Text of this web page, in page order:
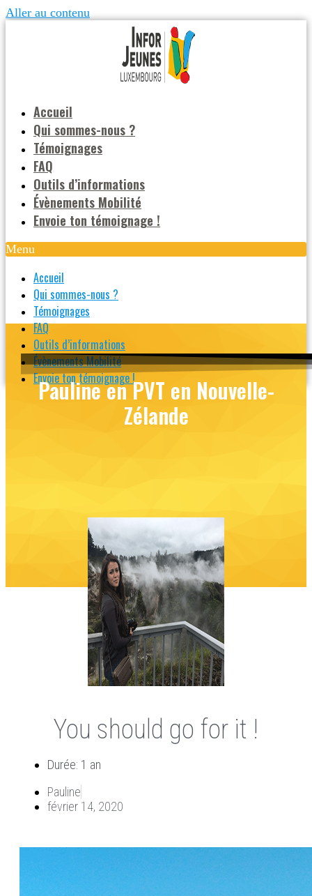
Aller au contenu
Accueil
Qui sommes-nous ?
Témoignages
FAQ
Outils d’informations
Évènements Mobilité
Envoie ton témoignage !
Menu
Accueil
Qui sommes-nous ?
Témoignages
FAQ
Outils d’informations
Évènements Mobilité
Envoie ton témoignage !
Pauline en PVT en Nouvelle-
Zélande
You should go for it !
Durée: 1 an
Pauline
février 14, 2020